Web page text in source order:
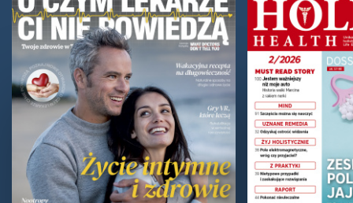
jest zbyt wysoka podaż kalorii względem ich spalania.
Dodatkowo ważną rolę odgrywają czynniki...